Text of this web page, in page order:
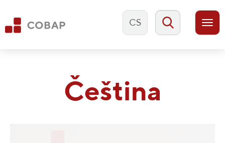
CS
Čeština